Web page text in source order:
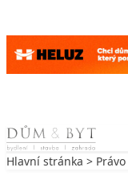
Skip to content
Hlavní stránka > Právo